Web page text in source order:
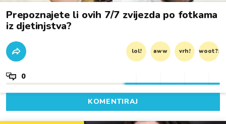
Prepoznajete li ovih 7/7 zvijezda po fotkama
iz djetinjstva?
lol! aww vrh! woot?!
0
KOMENTIRAJ